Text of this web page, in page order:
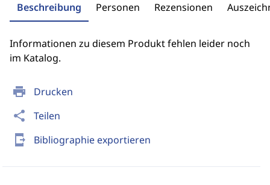
print Drucken
share Teilen
send_to_mobile Bibliographie exportieren
Beschreibung Personen Rezensionen
Informationen zu diesem Produkt fehlen leider noch
im Katalog.